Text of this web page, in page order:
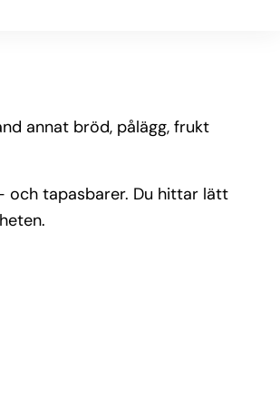
annat bröd, pålägg, frukt
och tapasbarer. Du hittar lätt